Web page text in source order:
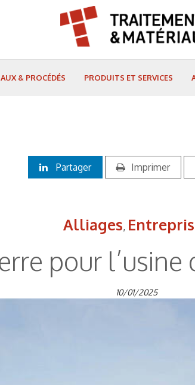
& PROCÉDÉS PRODUITS ET SERVICES
Partager Imprimer
Alliages,
pour
10/01/2025